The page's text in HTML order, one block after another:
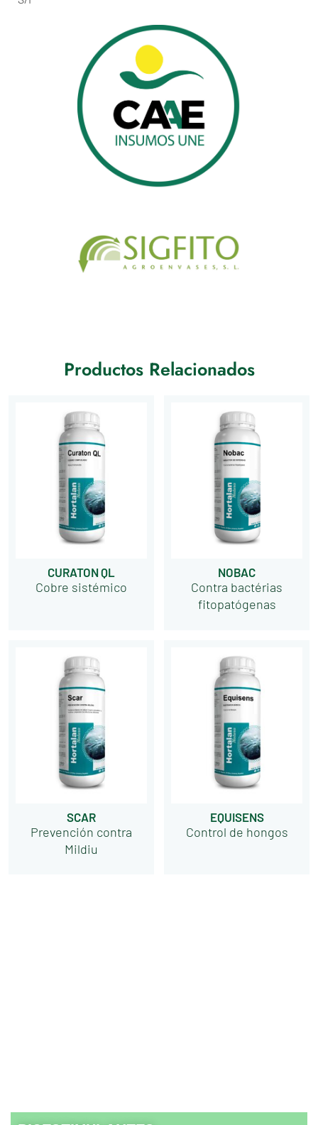
Productos Relacionados
CURATON QL
Cobre sistémico
NOBAC
Contra bactérias
fitopatógenas
SCAR
Prevención contra
Mildiu
EQUISENS
Control de hongos